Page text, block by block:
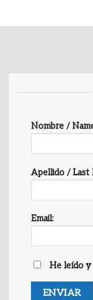
Nombre /
Apellido / Last
Email:
He leído